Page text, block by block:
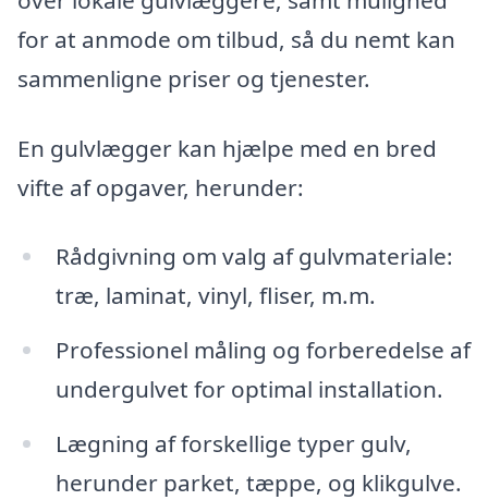
for at anmode om tilbud, så du nemt kan
sammenligne priser og tjenester.
En gulvlægger kan hjælpe med en bred
vifte af opgaver, herunder:
Rådgivning om valg af gulvmateriale:
træ, laminat, vinyl, fliser, m.m.
Professionel måling og forberedelse af
undergulvet for optimal installation.
Lægning af forskellige typer gulv,
herunder parket, tæppe, og klikgulve.